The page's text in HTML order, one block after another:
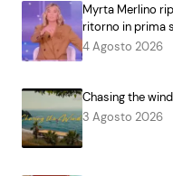
Myrta Merlino
ritorno in prima
4 Agosto 2026
Chasing the
3 Agosto 2026